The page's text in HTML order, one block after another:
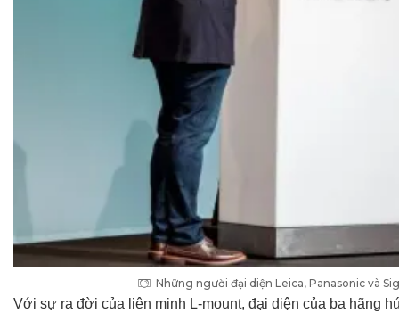
Những người đại diện Leica, Panasonic và
Với sự ra đời của liên minh L-mount, đại diện của ba hãng